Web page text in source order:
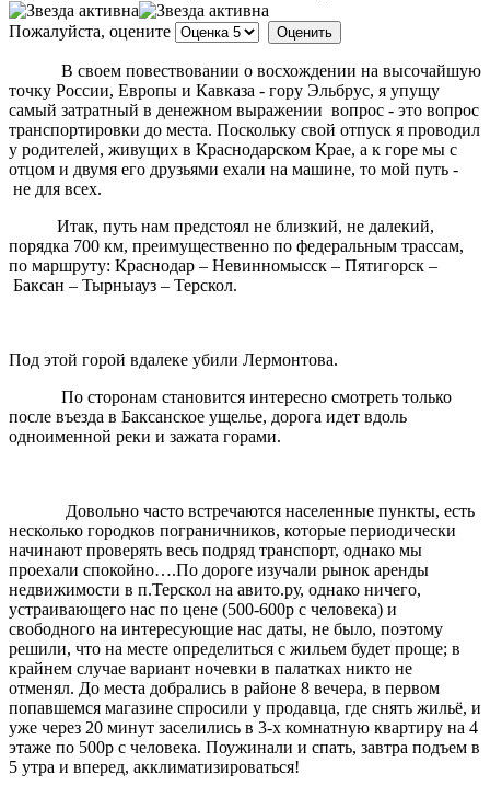
Пожалуйста, оцените
В своем повествовании о восхождении на высочайшую
точку России, Европы и Кавказа - гору Эльбрус, я упущу
самый затратный в денежном выражении вопрос - это вопрос
транспортировки до места. Поскольку свой отпуск я проводил
у родителей, живущих в Краснодарском Крае, а к горе мы с
отцом и двумя его друзьями ехали на машине, то мой путь -
не для всех.
Итак, путь нам предстоял не близкий, не далекий,
порядка 700 км, преимущественно по федеральным трассам,
по маршруту: Краснодар – Невинномысск – Пятигорск –
Баксан – Тырныауз – Терскол.
Под этой горой вдалеке убили Лермонтова.
По сторонам становится интересно смотреть только
после въезда в Бакcанское ущелье, дорога идет вдоль
одноименной реки и зажата горами.
Довольно часто встречаются населенные пункты, есть
несколько городков пограничников, которые периодически
начинают проверять весь подряд транспорт, однако мы
проехали спокойно….По дороге изучали рынок аренды
недвижимости в п.Терскол на авито.ру, однако ничего,
устраивающего нас по цене (500-600р с человека) и
свободного на интересующие нас даты, не было, поэтому
решили, что на месте определиться с жильем будет проще; в
крайнем случае вариант ночевки в палатках никто не
отменял. До места добрались в районе 8 вечера, в первом
попавшемся магазине спросили у продавца, где снять жильё, и
уже через 20 минут заселились в 3-х комнатную квартиру на 4
этаже по 500р с человека. Поужинали и спать, завтра подъем в
5 утра и вперед, акклиматизироваться!